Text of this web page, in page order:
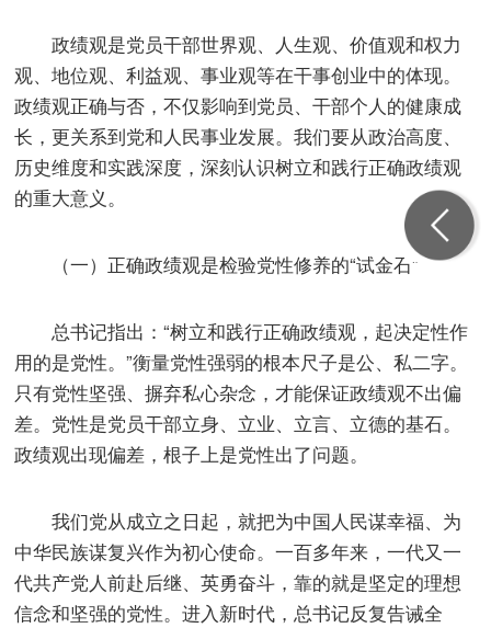
政绩观是党员干部世界观、人生观、价值观和权力
观、地位观、利益观、事业观等在干事创业中的体现。
政绩观正确与否，不仅影响到党员、干部个人的健康成
长，更关系到党和人民事业发展。我们要从政治高度、
历史维度和实践深度，深刻认识树立和践行正确政绩观
的重大意义。
（一）正确政绩观是检验党性修养的“试金石”
总书记指出：“树立和践行正确政绩观，起决定性作
用的是党性。”衡量党性强弱的根本尺子是公、私二字。
只有党性坚强、摒弃私心杂念，才能保证政绩观不出偏
差。党性是党员干部立身、立业、立言、立德的基石。
政绩观出现偏差，根子上是党性出了问题。
我们党从成立之日起，就把为中国人民谋幸福、为
中华民族谋复兴作为初心使命。一百多年来，一代又一
代共产党人前赴后继、英勇奋斗，靠的就是坚定的理想
信念和坚强的党性。进入新时代，总书记反复告诫全